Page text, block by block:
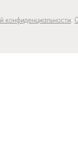
конфиденциальности.